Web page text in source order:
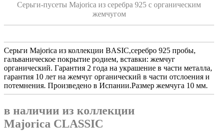
Серьги-пусеты Majorica из серебра 925 с органическим
жемчугом
Серьги Majorica из коллекции BASIC,серебро 925 пробы,
гальваническое покрытие родием, вставки: жемчуг
органический. Гарантия 2 года на украшение в части металла,
гарантия 10 лет на жемчуг органический в части отслоения и
потемнения. Произведено в Испании.Размер жемчуга 10 мм.
в наличии из коллекции
Majorica CLASSIC